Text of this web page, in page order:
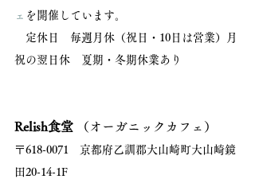
ェ を開催しています。
定休日　毎週月休（祝日・10日は営業）月
祝の翌日休　夏期・冬期休業あり
Relish食堂 （オーガニックカフェ）
〒618-0071　京都府乙訓郡大山崎町大山崎鏡
田20-14-1F